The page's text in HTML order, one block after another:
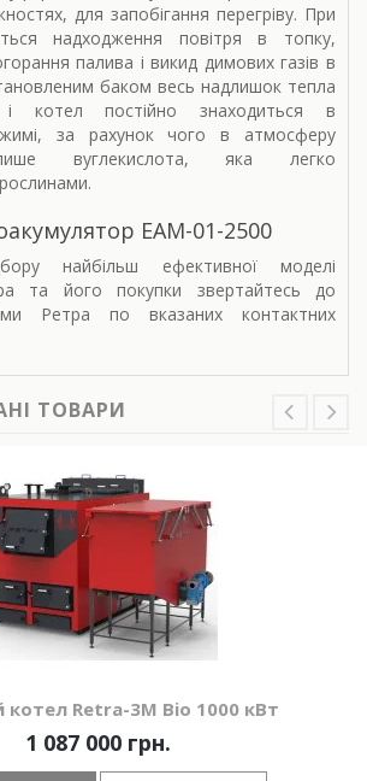
для запобігання перегріву. При
надходження повітря в топку,
палива і викид димових газів в
баком весь надлишок тепла
і котел постійно знаходиться в
за рахунок чого в атмосферу
вуглекислота, яка легко
ЕАМ-01-2500
найбільш ефективної моделі
та його покупки звертайтесь до
Ретра по вказаних контактних
ТОВАРИ
Retra-3М Bio 1000 кВт
1 087 000 грн.